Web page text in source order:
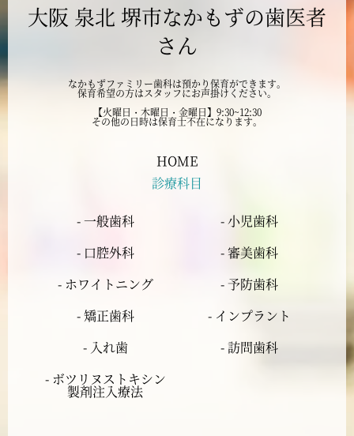
2024年9月
2024年8月
2024年7月
2024年5月
2024年2月
大阪 泉北 堺市なかもずの歯医者
さん
なかもずファミリー歯科は預かり保育ができます。
保育希望の方はスタッフにお声掛けください。
【火曜日・木曜日・金曜日】9:30~12:30
その他の日時は保育士不在になります。
HOME
診療科目
- 一般歯科
- 小児歯科
- 口腔外科
- 審美歯科
- ホワイトニング
- 予防歯科
- 矯正歯科
- インプラント
- 入れ歯
- 訪問歯科
- ボツリヌストキシン
製剤注入療法